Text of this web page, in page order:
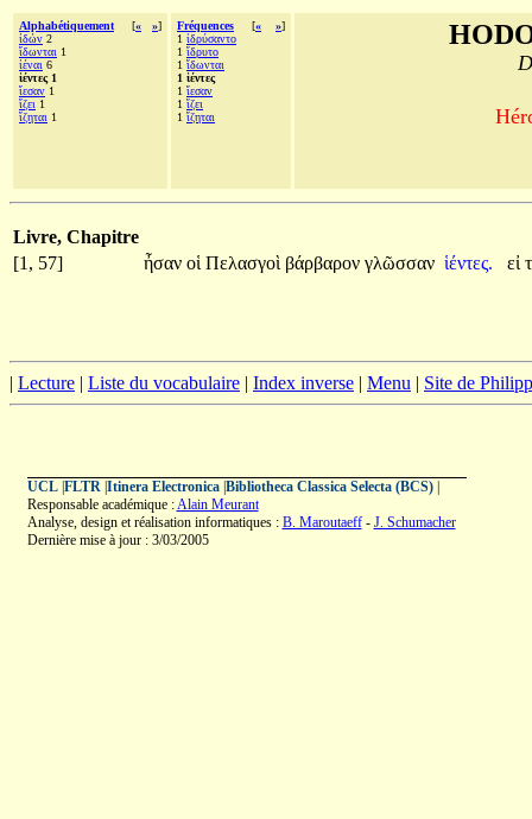
Alphabétiquement [« »]
ἰδών 2
ἴδωνται 1
ἰέναι 6
ἱέντες 1
ἵεσαν 1
ἵζει 1
ἵζηται 1
Fréquences [« »]
1 ἱδρύσαντο
1 ἵδρυτο
1 ἴδωνται
1 ἱέντες
1 ἵεσαν
1 ἵζει
1 ἵζηται
Livre, Chapitre
[1, 57]
ἦσαν οἱ Πελασγοὶ βάρβαρον γλῶσσαν ἱέντες. εἰ
| Lecture | Liste du vocabulaire | Index inverse | Menu | Site de
UCL| FLTR| Itinera Electronica| Bibliotheca Classica Selecta (BCS)|
Responsable académique :Alain Meurant
Analyse, design et réalisation informatiques : B. Maroutaeff- J. Schumacher
Dernière mise à jour : 3/03/2005